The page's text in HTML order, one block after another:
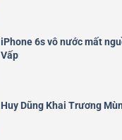
iPhone 6s vô nước mất
Vấp
Huy Dũng Khai Trương